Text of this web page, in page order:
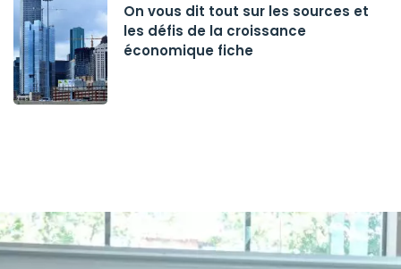
On vous dit tout sur les sources et
les défis de la croissance
économique fiche